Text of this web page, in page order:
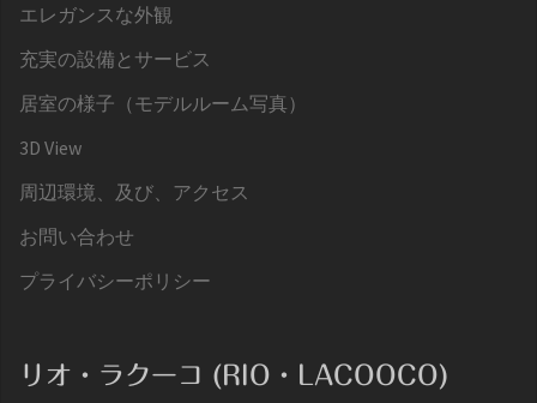
エレガンスな外観
充実の設備とサービス
居室の様子（モデルルーム写真）
3D View
周辺環境、及び、アクセス
お問い合わせ
プライバシーポリシー
リオ・ラクーコ (RIO・LACOOCO)